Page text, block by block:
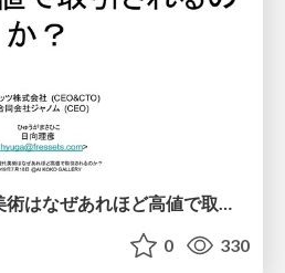
ビットコインと現代美術はなぜあれほど高値で取引されるのか？
0 330